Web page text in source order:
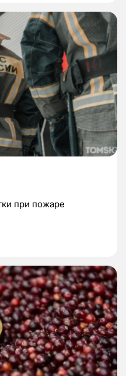
при пожаре